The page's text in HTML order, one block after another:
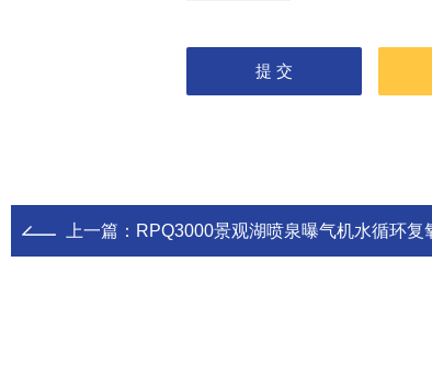
上一篇： RPQ3000景观湖喷泉曝气机水循环复